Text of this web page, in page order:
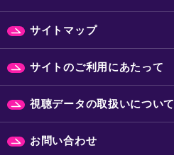
サイトマップ
サイトのご利用にあたって
視聴データの取扱いについて
お問い合わせ